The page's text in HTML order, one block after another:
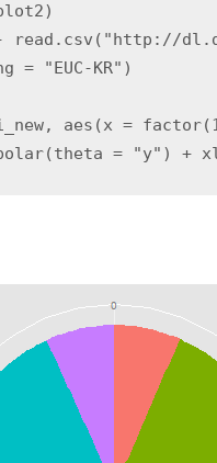
read.csv("http://
= "EUC-KR")
aes(x =